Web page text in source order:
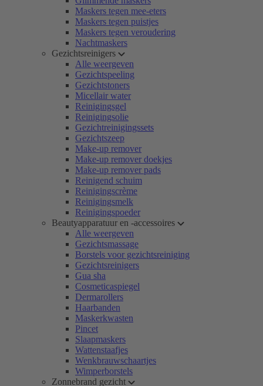
Maskers tegen mee-eters
Maskers tegen puistjes
Maskers tegen veroudering
Nachtmaskers
Gezichtsreinigers
Alle weergeven
Gezichtspeeling
Gezichtstoners
Micellair water
Reinigingsgel
Reinigingsolie
Gezichtreinigingssets
Gezichtszeep
Make-up remover
Make-up remover doekjes
Make-up remover pads
Reinigend schuim
Reinigingscrème
Reinigingsmelk
Reinigingspoeder
Beautyapparatuur en -accessoires
Alle weergeven
Gezichtsmassage
Borstels voor gezichtsreiniging
Gezichtsreinigers
Gua sha
Cosmeticaspiegel
Dermarollers
Haarbanden
Maskerkwasten
Pincet
Slaapmaskers
Wattenstaafjes
Wenkbrauwschaartjes
Wimperborstels
Zonnebrand gezicht